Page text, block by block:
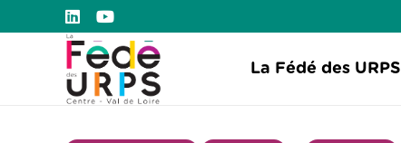
La Fédé des URPS